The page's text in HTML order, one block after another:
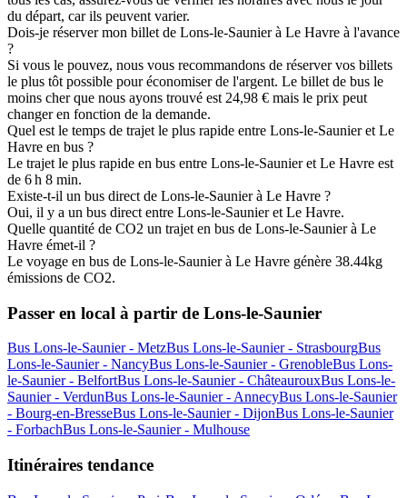
du départ, car ils peuvent varier.
Dois-je réserver mon billet de Lons-le-Saunier à Le Havre à l'avance
?
Si vous le pouvez, nous vous recommandons de réserver vos billets
le plus tôt possible pour économiser de l'argent. Le billet de bus le
moins cher que nous ayons trouvé est 24,98 € mais le prix peut
changer en fonction de la demande.
Quel est le temps de trajet le plus rapide entre Lons-le-Saunier et Le
Havre en bus ?
Le trajet le plus rapide en bus entre Lons-le-Saunier et Le Havre est
de 6 h 8 min.
Existe-t-il un bus direct de Lons-le-Saunier à Le Havre ?
Oui, il y a un bus direct entre Lons-le-Saunier et Le Havre.
Quelle quantité de CO2 un trajet en bus de Lons-le-Saunier à Le
Havre émet-il ?
Le voyage en bus de Lons-le-Saunier à Le Havre génère 38.44kg
émissions de CO2.
Passer en local à partir de Lons-le-Saunier
Bus Lons-le-Saunier - MetzBus Lons-le-Saunier - StrasbourgBus
Lons-le-Saunier - NancyBus Lons-le-Saunier - GrenobleBus Lons-
le-Saunier - BelfortBus Lons-le-Saunier - ChâteaurouxBus Lons-le-
Saunier - VerdunBus Lons-le-Saunier - AnnecyBus Lons-le-Saunier
- Bourg-en-BresseBus Lons-le-Saunier - DijonBus Lons-le-Saunier
- ForbachBus Lons-le-Saunier - Mulhouse
Itinéraires tendance